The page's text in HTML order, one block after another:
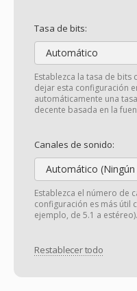
Tasa de bits:
Automático
Establezca la tasa de
dejar esta configuración
automáticamente una
decente basada en la
Canales de sonido:
Automático
Establezca el número de
configuración es más útil
ejemplo, de 5.1 a estéreo).
Restablecer todo